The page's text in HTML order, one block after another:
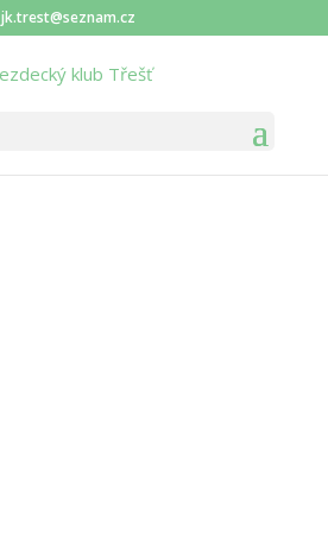
jk.trest@seznam.cz